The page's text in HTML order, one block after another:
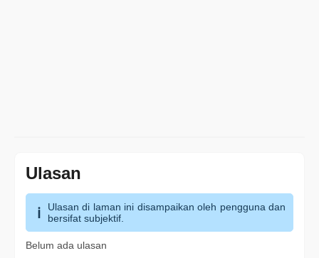
Ulasan
Ulasan di laman ini disampaikan oleh pengguna dan
bersifat subjektif.
Belum ada ulasan